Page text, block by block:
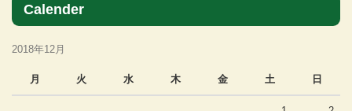
Calender
2018年12月
月 火 水 木 金 土 日